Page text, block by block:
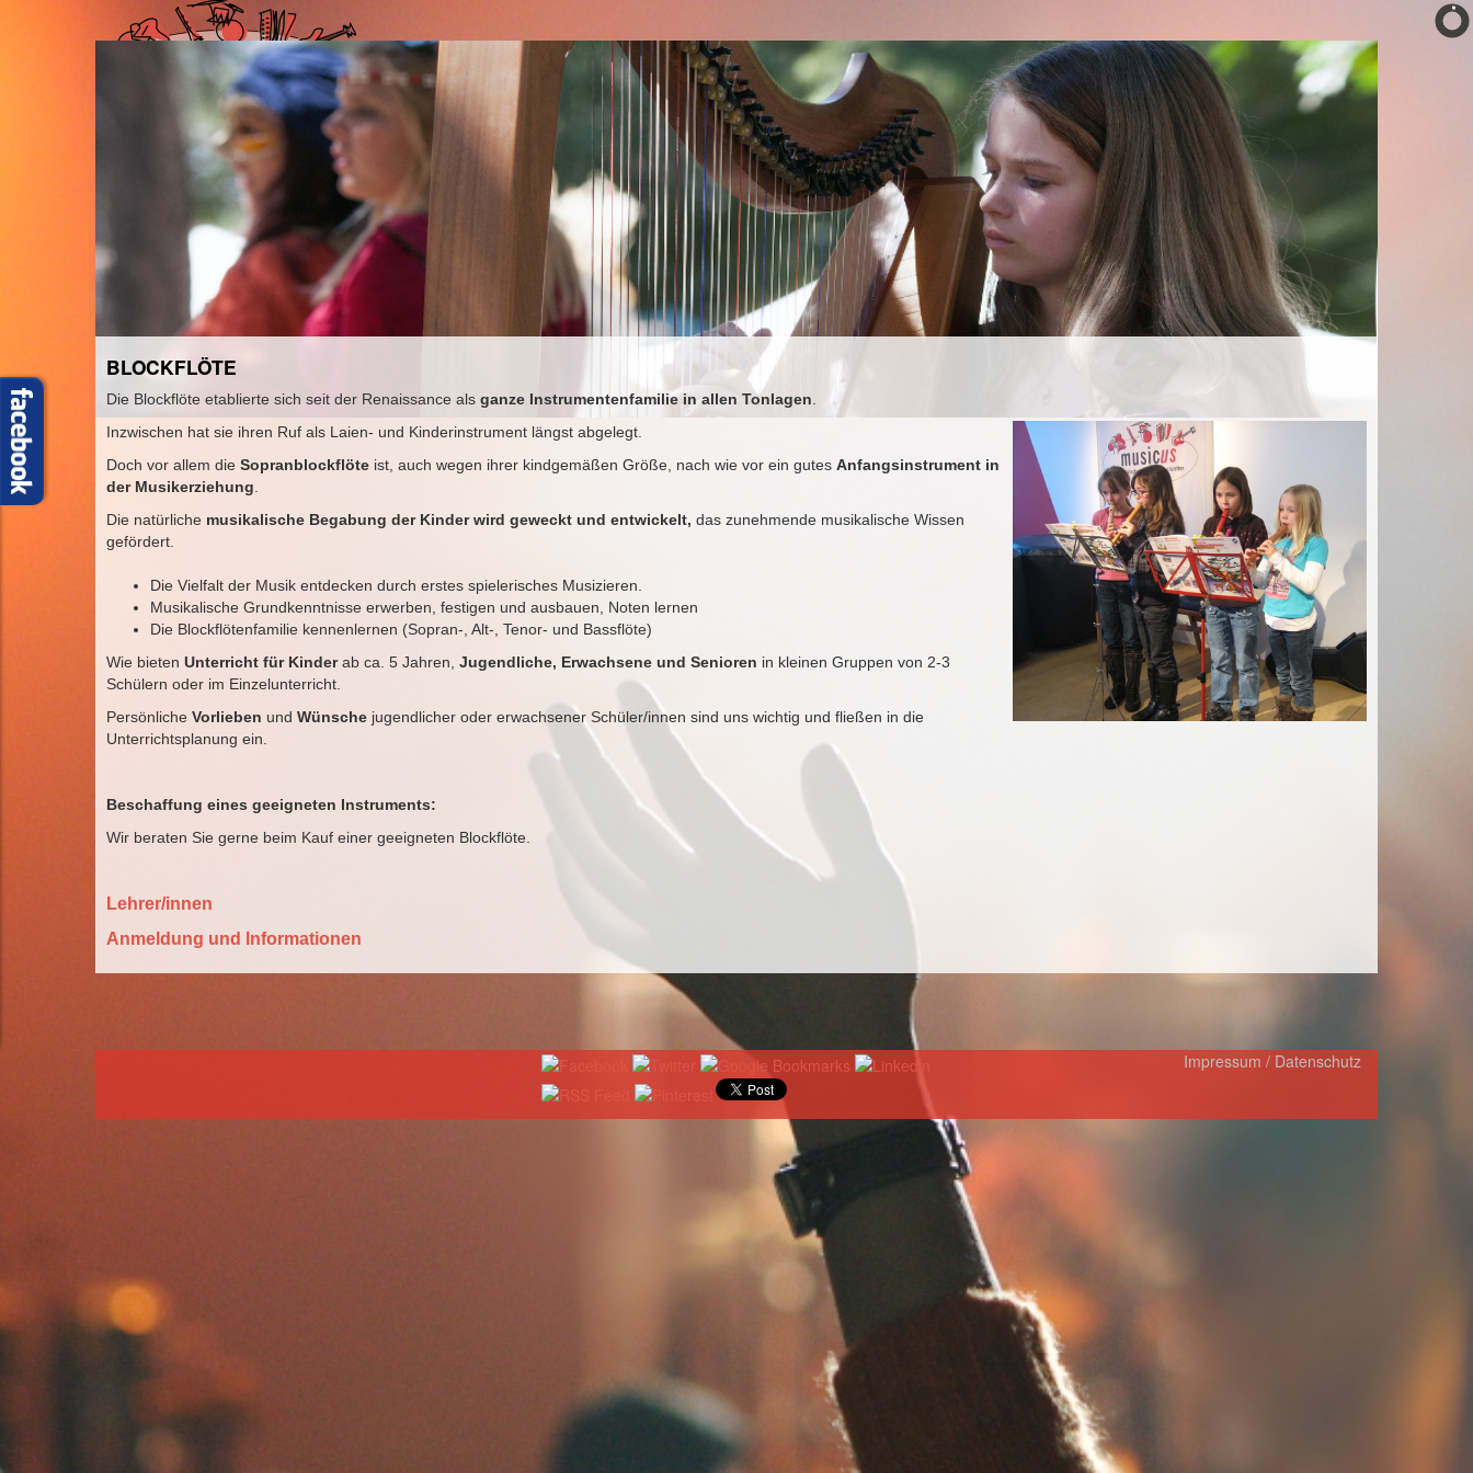
HOME MUSIKSCHULE UNTERRICHTSANGEBOT TERMINE UND FOTOS VEREIN KONTAKT
BLOCKFLÖTE
Die Blockflöte etablierte sich seit der Renaissance als ganze Instrumentenfamilie in allen Tonlagen
Inzwischen hat sie ihren Ruf als Laien- und Kinderinstrument längst abgelegt.
Doch vor allem die Sopranblockflöte ist, auch wegen ihrer kindgemäßen Größe, nach wie vor ein gutes Anfangsinstrument in
der Musikerziehung
Die natürliche musikalische Begabung der Kinder wird geweckt und entwickelt, das zunehmende musikalische Wissen
gefördert.
Die Vielfalt der Musik entdecken durch erstes spielerisches Musizieren.
Musikalische Grundkenntnisse erwerben, festigen und ausbauen, Noten lernen
Die Blockflötenfamilie kennenlernen (Sopran-, Alt-, Tenor- und Bassflöte)
Wie bieten Unterricht für Kinderab ca. 5 Jahren, Jugendliche, Erwachsene und Senioren in kleinen Gruppen von 2-3
Schülern oder im Einzelunterricht.
Persönliche Vorlieben und Wünsche jugendlicher oder erwachsener Schüler/innen sind uns wichtig und fließen in die
Unterrichtsplanung ein.
Beschaffung eines geeigneten Instruments:
Wir beraten Sie gerne beim Kauf einer geeigneten Blockflöte.
Lehrer/innen
Anmeldung und Informationen
Impressum / Datenschutz